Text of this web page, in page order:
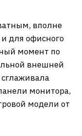
вполне
для офисного
момент по
внешней
монитора,
модели от